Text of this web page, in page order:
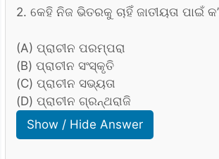
2. କେହି ନିଜ ଭିତରକୁ ଚାହିଁ ଜାତୀୟତା ପାଇଁ
(A) ପ୍ରାଚୀନ ପରମ୍ପରା
(B) ପ୍ରାଚୀନ ସଂସ୍କୃତି
(C) ପ୍ରାଚୀନ ସଭ୍ୟତା
(D) ପ୍ରାଚୀନ ଗ୍ରନ୍ଥରାଜି
Show / Hide Answer